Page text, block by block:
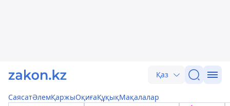
Қаз
СаясатӘлемҚаржыОқиғаҚұқықМақалалар